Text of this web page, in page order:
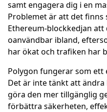
samt engagera dig i en
Problemet är att det finns
Ethereum-blockkedjan
oanvändbar ibland,
har ökat och trafiken har
Polygon fungerar som ett
Det är inte tänkt att
göra den mer tillgänglig
förbättra säkerheten,